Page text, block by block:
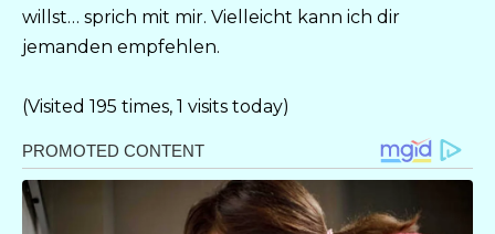
willst… sprich mit mir. Vielleicht kann ich dir
jemanden empfehlen.
(Visited 195 times, 1 visits today)